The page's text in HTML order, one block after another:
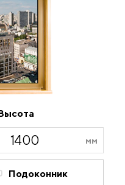
Подоконник